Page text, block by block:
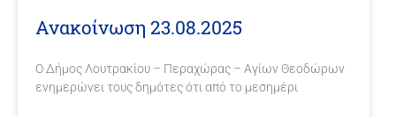
Ανακοίνωση 23.08.2025
Ο Δήμος Λουτρακίου – Περαχώρας – Αγίων Θεοδώρων
ενημερώνει τους δημότες ότι από το μεσημέρι